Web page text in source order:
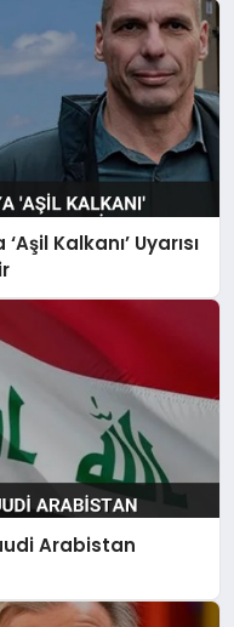
Kalkanı’ Uyarısı
Arabistan